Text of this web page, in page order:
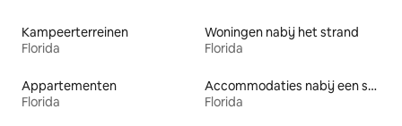
Kampeerterreinen
Florida
Woningen nabij het strand
Florida
Appartementen
Florida
Accommodaties nabij een strand
Florida